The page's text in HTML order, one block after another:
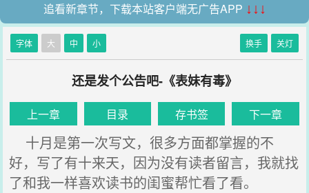
追看新章节，下载本站客户端无广告APP ↓↓↓
字体 大 中 小 换手 关灯
还是发个公告吧-《表妹有毒》
上一章 目录 存书签 下一章
十月是第一次写文，很多方面都掌握的不
好，写了有十来天，因为没有读者留言，我就找
了和我一样喜欢读书的闺蜜帮忙看了看。